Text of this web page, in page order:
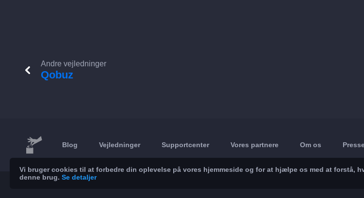
Andre vejledninger
Qobuz
Blog Vejledninger Supportcenter Vores partnere Om os
Vi bruger cookies til at forbedre din oplevelse på vores hjemmeside og for at hjælpe os med at forstå,
denne brug. Se detaljer